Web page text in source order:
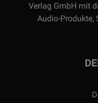
Verlag GmbH mit
Audio-Produkte,